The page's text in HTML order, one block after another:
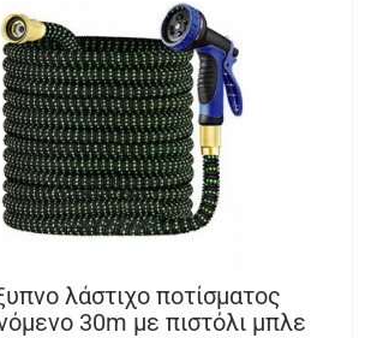
λάστιχο ποτίσματος
30m με πιστόλι μπλε